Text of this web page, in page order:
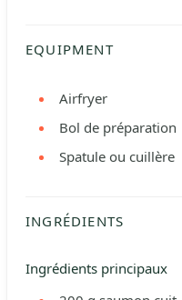
EQUIPMENT
Airfryer
Bol de préparation
Spatule ou cuillère
INGRÉDIENTS
Ingrédients principaux